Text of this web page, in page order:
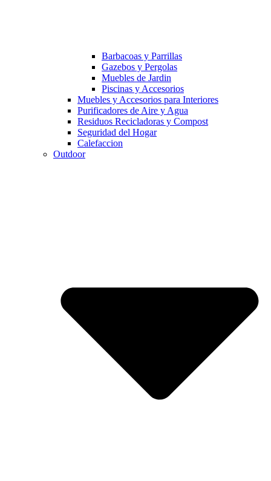
Barbacoas y Parrillas
Gazebos y Pergolas
Muebles de Jardin
Piscinas y Accesorios
Muebles y Accesorios para Interiores
Purificadores de Aire y Agua
Residuos Recicladoras y Compost
Seguridad del Hogar
Calefaccion
Outdoor